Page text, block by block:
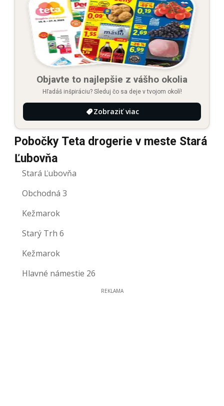
Objavte to najlepšie z vášho okolia
Hľadáš inšpiráciu? Sleduj čo sa deje v tvojom okolí!
Zobraziť viac
Pobočky Teta drogerie v meste Stará
Ľubovňa
Stará Ľubovňa
Obchodná 3
Kežmarok
Starý Trh 6
Kežmarok
Hlavné námestie 26
REKLAMA